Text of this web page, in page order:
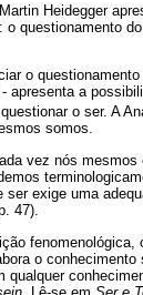
Heidegger
questionamento
o
apresenta a
o ser. A
somos.
vez nós
ser exige uma
47).
fenomenológica,
o